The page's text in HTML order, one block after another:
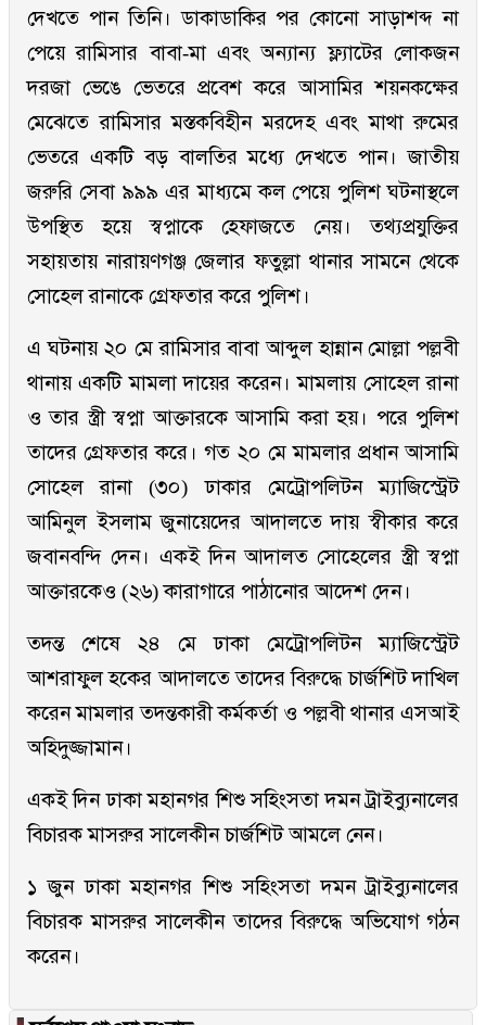
দেখতে পান তিনি। ডাকাডাকির পর কোনো সাড়াশব্দ না
পেয়ে রামিসার বাবা-মা এবং অন্যান্য ফ্ল্যাটের লোকজন
দরজা ভেঙে ভেতরে প্রবেশ করে আসামির শয়নকক্ষের
মেঝেতে রামিসার মস্তকবিহীন মরদেহ এবং মাথা রুমের
ভেতরে একটি বড় বালতির মধ্যে দেখতে পান। জাতীয়
জরুরি সেবা ৯৯৯ এর মাধ্যমে কল পেয়ে পুলিশ ঘটনাস্থলে
উপস্থিত হয়ে স্বপ্নাকে হেফাজতে নেয়। তথ্যপ্রযুক্তির
সহায়তায় নারায়ণগঞ্জ জেলার ফতুল্লা থানার সামনে থেকে
সোহেল রানাকে গ্রেফতার করে পুলিশ।
এ ঘটনায় ২০ মে রামিসার বাবা আব্দুল হান্নান মোল্লা পল্লবী
থানায় একটি মামলা দায়ের করেন। মামলায় সোহেল রানা
ও তার স্ত্রী স্বপ্না আক্তারকে আসামি করা হয়। পরে পুলিশ
তাদের গ্রেফতার করে। গত ২০ মে মামলার প্রধান আসামি
সোহেল রানা (৩০) ঢাকার মেট্রোপলিটন ম্যাজিস্ট্রেট
আমিনুল ইসলাম জুনায়েদের আদালতে দায় স্বীকার করে
জবানবন্দি দেন। একই দিন আদালত সোহেলের স্ত্রী স্বপ্না
আক্তারকেও (২৬) কারাগারে পাঠানোর আদেশ দেন।
তদন্ত শেষে ২৪ মে ঢাকা মেট্রোপলিটন ম্যাজিস্ট্রেট
আশরাফুল হকের আদালতে তাদের বিরুদ্ধে চার্জশিট দাখিল
করেন মামলার তদন্তকারী কর্মকর্তা ও পল্লবী থানার এসআই
অহিদুজ্জামান।
একই দিন ঢাকা মহানগর শিশু সহিংসতা দমন ট্রাইব্যুনালের
বিচারক মাসরুর সালেকীন চার্জশিট আমলে নেন।
১ জুন ঢাকা মহানগর শিশু সহিংসতা দমন ট্রাইব্যুনালের
বিচারক মাসরুর সালেকীন তাদের বিরুদ্ধে অভিযোগ গঠন
করেন।